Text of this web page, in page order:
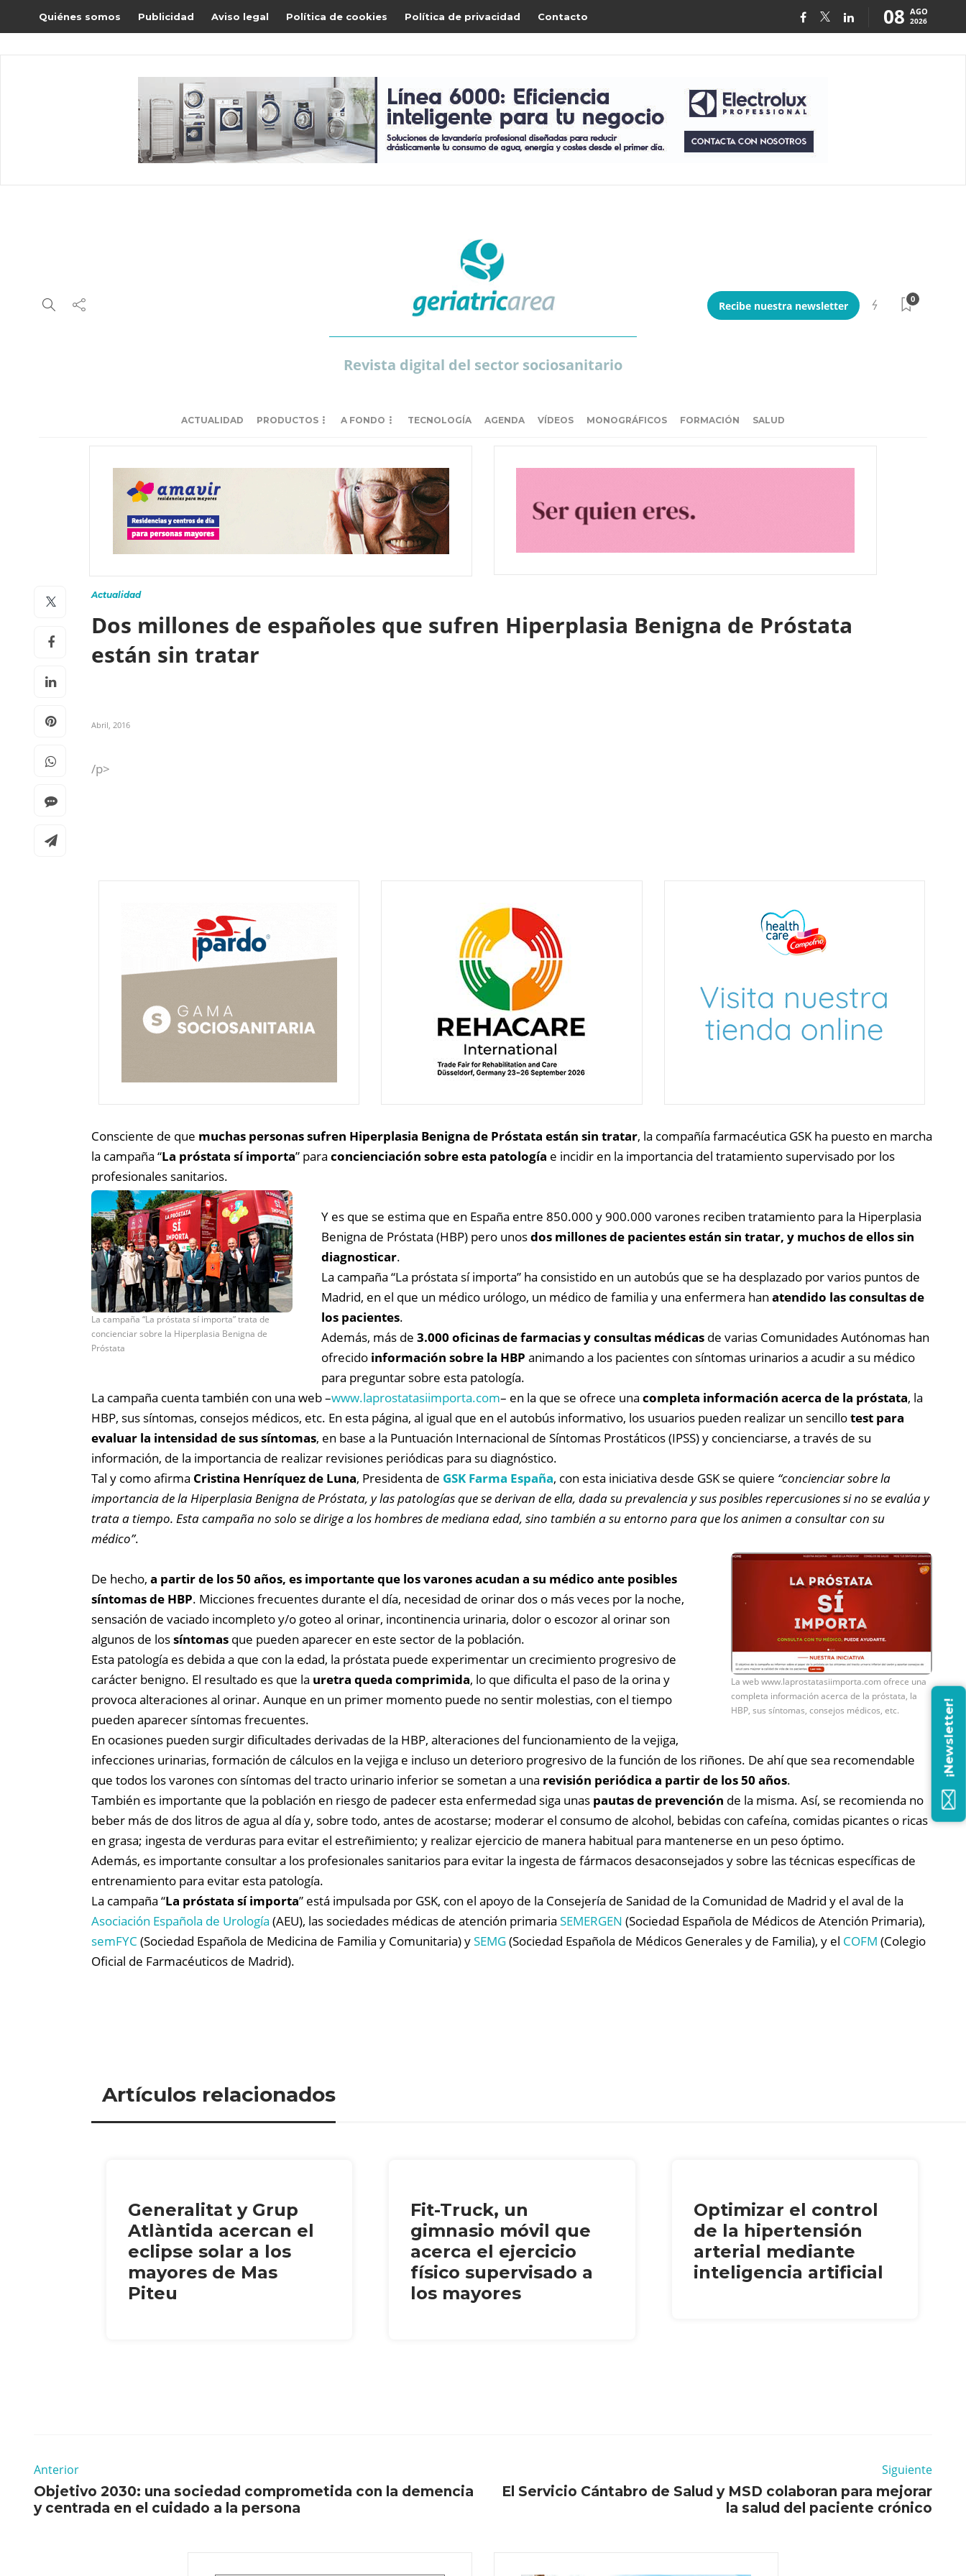
Quiénes somos Publicidad Aviso legal Política de cookies Política de privacidad Contacto 08 AGO
2026
Revista digital del sector sociosanitario
Recibe nuestra newsletter
0
ACTUALIDAD PRODUCTOS A FONDO TECNOLOGÍA AGENDA VÍDEOS MONOGRÁFICOS FORMACIÓN SALUD
Actualidad
Dos millones de españoles que sufren Hiperplasia Benigna de Próstata
están sin tratar
Abril, 2016
/p>
Consciente de que muchas personas sufren Hiperplasia Benigna de Próstata están sin tratar, la compañía farmacéutica GSK ha puesto en marcha
la campaña “La próstata sí importa” para concienciación sobre esta patología e incidir en la importancia del tratamiento supervisado por los
profesionales sanitarios.
La campaña “La próstata sí importa” trata de
concienciar sobre la Hiperplasia Benigna de
Próstata
Y es que se estima que en España entre 850.000 y 900.000 varones reciben tratamiento para la Hiperplasia
Benigna de Próstata (HBP) pero unosdos millones de pacientes están sin tratar, y muchos de ellos sin
diagnosticar.
La campaña “La próstata sí importa” ha consistido en un autobús que se ha desplazado por varios puntos de
Madrid, en el que un médico urólogo, un médico de familia y una enfermera han atendido las consultas de
los pacientes.
Además, más de 3.000 oficinas de farmacias y consultas médicas de varias Comunidades Autónomas han
ofrecido información sobre la HBP animando a los pacientes con síntomas urinarios a acudir a su médico
para preguntar sobre esta patología.
La campaña cuenta también con una web –www.laprostatasiimporta.com– en la que se ofrece una completa información acerca de la próstata, la
HBP, sus síntomas, consejos médicos, etc. En esta página, al igual que en el autobús informativo, los usuarios pueden realizar un sencillotest para
evaluar la intensidad de sus síntomas, en base a la Puntuación Internacional de Síntomas Prostáticos (IPSS) y concienciarse, a través de su
información, de la importancia de realizar revisiones periódicas para su diagnóstico.
Tal y como afirma Cristina Henríquez de Luna, Presidenta de GSK Farma España, con esta iniciativa desde GSK se quiere “concienciar sobre la
importancia de la Hiperplasia Benigna de Próstata, y las patologías que se derivan de ella, dada su prevalencia y sus posibles repercusiones si no se evalúa y
trata a tiempo. Esta campaña no solo se dirige a los hombres de mediana edad, sino también a su entorno para que los animen a consultar con su
médico”.
La web www.laprostatasiimporta.com ofrece una
completa información acerca de la próstata, la
HBP, sus síntomas, consejos médicos, etc.
De hecho, a partir de los 50 años, es importante que los varones acudan a su médico ante posibles
síntomas de HBP. Micciones frecuentes durante el día, necesidad de orinar dos o más veces por la noche,
sensación de vaciado incompleto y/o goteo al orinar, incontinencia urinaria, dolor o escozor al orinar son
algunos de lossíntomas que pueden aparecer en este sector de la población.
Esta patología es debida a que con la edad, la próstata puede experimentar un crecimiento progresivo de
carácter benigno. El resultado es que la uretra queda comprimida, lo que dificulta el paso de la orina y
provoca alteraciones al orinar. Aunque en un primer momento puede no sentir molestias, con el tiempo
pueden aparecer síntomas frecuentes.
En ocasiones pueden surgir dificultades derivadas de la HBP, alteraciones del funcionamiento de la vejiga,
infecciones urinarias, formación de cálculos en la vejiga e incluso un deterioro progresivo de la función de los riñones. De ahí que sea recomendable
que todos los varones con síntomas del tracto urinario inferior se sometan a una revisión periódica a partir de los 50 años.
También es importante que la población en riesgo de padecer esta enfermedad siga unas pautas de prevención de la misma. Así, se recomienda no
beber más de dos litros de agua al día y, sobre todo, antes de acostarse; moderar el consumo de alcohol, bebidas con cafeína, comidas picantes o ricas
en grasa; ingesta de verduras para evitar el estreñimiento; y realizar ejercicio de manera habitual para mantenerse en un peso óptimo.
Además, es importante consultar a los profesionales sanitarios para evitar la ingesta de fármacos desaconsejados y sobre las técnicas específicas de
entrenamiento para evitar esta patología.
La campaña “La próstata sí importa” está impulsada por GSK, con el apoyo de la Consejería de Sanidad de la Comunidad de Madrid y el aval de la
Asociación Española de Urología (AEU), las sociedades médicas de atención primaria SEMERGEN (Sociedad Española de Médicos de Atención Primaria),
semFYC (Sociedad Española de Medicina de Familia y Comunitaria) ySEMG(Sociedad Española de Médicos Generales y de Familia), y el COFM (Colegio
Oficial de Farmacéuticos de Madrid).
Artículos relacionados
Generalitat y Grup
Atlàntida acercan el
eclipse solar a los
mayores de Mas
Piteu
Fit-Truck, un
gimnasio móvil que
acerca el ejercicio
físico supervisado a
los mayores
Optimizar el control
de la hipertensión
arterial mediante
inteligencia artificial
Anterior
Objetivo 2030: una sociedad comprometida con la demencia
y centrada en el cuidado a la persona
Siguiente
El Servicio Cántabro de Salud y MSD colaboran para mejorar
la salud del paciente crónico
¡Newsletter!